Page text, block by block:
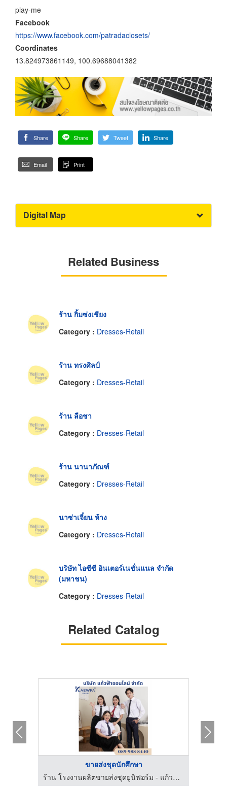
play-me
Facebook
https://www.facebook.com/patradaclosets/
Coordinates
13.824973861149, 100.69688041382
Share Share Tweet Share
Email Print
Digital Map
Related Business
ร้าน กิ้มซ่งเชียง
Category : Dresses-Retail
ร้าน ทรงศิลป์
Category : Dresses-Retail
ร้าน ลือชา
Category : Dresses-Retail
ร้าน นานาภัณฑ์
Category : Dresses-Retail
นาซ่าเจี๋ยน ห้าง
Category : Dresses-Retail
บริษัท ไอซีซี อินเตอร์เนชั่นแนล จำกัด
(มหาชน)
Category : Dresses-Retail
Related Catalog
ขายส่งชุดนักศึกษา
ร้าน โรงงานผลิตขายส่งชุดยูนิฟอร์ม - แก้วฟ้าออนไลน์ โบ๊เบ๊